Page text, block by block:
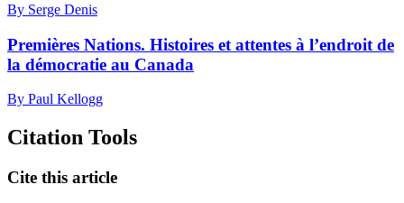
By Serge Denis
Premières Nations. Histoires et attentes à l’endroit de
la démocratie au Canada
By Paul Kellogg
Citation Tools
Cite this article